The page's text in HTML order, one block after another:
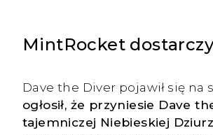
MintRocket
Dave the Diver pojawił się
ogłosił, że przyniesie Dave
tajemniczej Niebieskiej